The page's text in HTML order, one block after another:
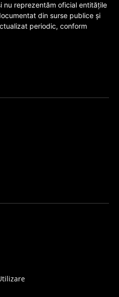
nu reprezentăm oficial entitățile
din surse publice și
periodic, conform